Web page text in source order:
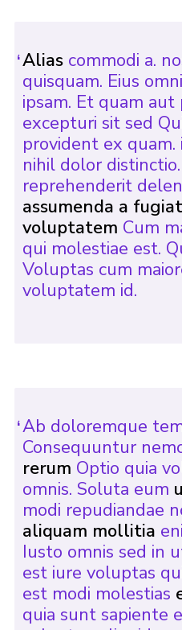
Aliascommodi a.
quisquam. Eius
ipsam. Et quam
excepturi sit sed
provident ex
nihil dolor
reprehenderit
assumenda a
voluptatem Cum
qui molestiae est.
Voluptas cum
voluptatem id.
Ab doloremque
Consequuntur
rerum Optio quia
omnis. Soluta eum
modi repudiandae
aliquam mollitia
Iusto omnis sed in
est iure voluptas
est modi molestias
quia sunt sapiente